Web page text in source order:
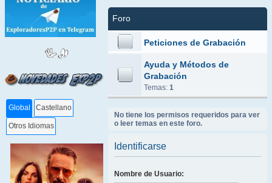
Global Castellano
Otros Idiomas
Foro
Peticiones de Grabación
Ayuda y Métodos de
Grabación
Temas: 1
No tiene los permisos requeridos para ver
o leer temas en este foro.
Identificarse
Nombre de Usuario: